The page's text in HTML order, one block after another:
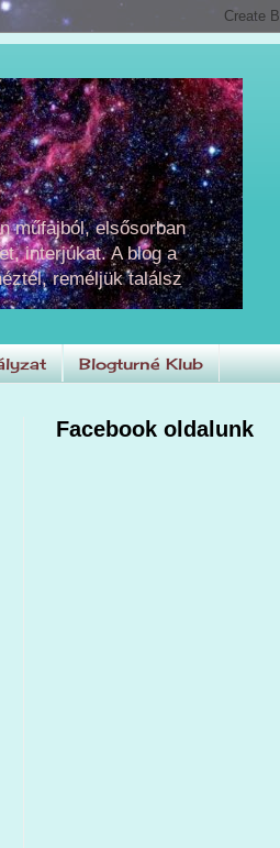
műfajból, elsősorban
interjúkat. A blog a
reméljük találsz
Blogturné Klub
Facebook oldalunk